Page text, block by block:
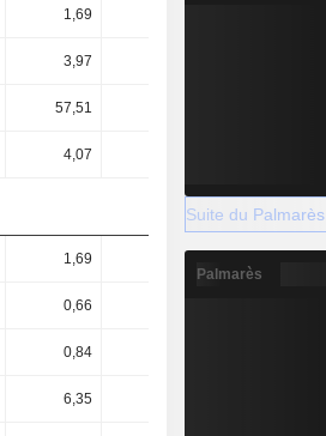
1,69
3,97
57,51
4,07
1,69
0,66
0,84
6,35
Suite du Palmarès
Palmarès